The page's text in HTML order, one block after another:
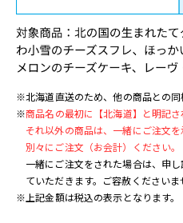
※北海道直送のため、他の商品との同
※商品名の最初に【北海道】と明記
それ以外の商品は、一緒にご注文を
別々にご注文（お会計）ください。
一緒にご注文をされた場合は、申
ていただきます。ご容赦くださいま
※上記金額は税込の表示となります。